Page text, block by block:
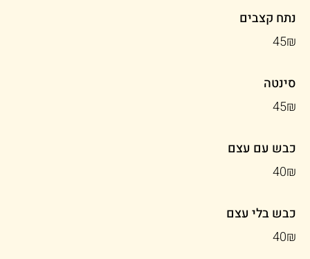
נתח קצבים
‏45 ‏₪
סינטה
‏45 ‏₪
כבש עם עצם
‏40 ‏₪
כבש בלי עצם
‏40 ‏₪